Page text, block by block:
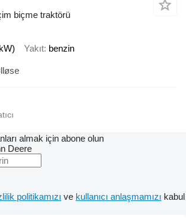
biçme traktörü
Yakıt benzin
almak için abone olun
Deere
politikamızı ve kullanıcı anlaşmamızı kabul